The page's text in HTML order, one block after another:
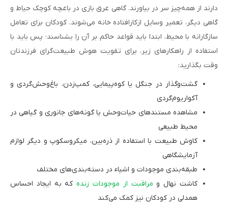
دارند از همه‌چیز سر در بیاورند. گاهی غرق بازی در باغچه کوچک حیاط و
گاهی دیگر، تعمیر وسایل ازکارافتاده خانه می‌شوند. کودکان برای تعامل
سازگارانه با محیط، ابتدا باید قواعد حاکم بر آن را بشناسند؛ پس باید با
استفاده از راهکارهای زیر، برای تقویت هوش طبیعت‌گرای فرزندتان
وقت بگذارید:
گشت‌وگذار در جنگل یا کوه‌پیمایی، کمپ‌زدن، باغ‌وحش‌گردی و
آکواریوم‌گردی
مشاهده مستندهای حیات‌وحش یا گونه‌های جانوری و گیاهی در
محیط طبیعی
کاوش طبیعت با استفاده از ذره‌بین، میکروسکوپ و دیگر لوازم
آزمایشگاهی
طبقه‌بندی موجودات و اشیاء در دسته‌بندی‌های مختلف
کاشت نهال و مراقبت از موجودات زندهکه به ایجاد احساس
همدلی در کودکان نیز کمک می‌کند